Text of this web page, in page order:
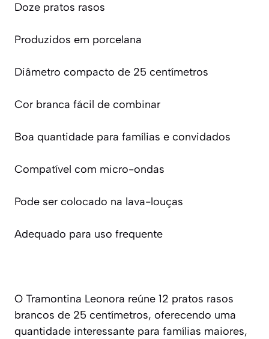
Doze pratos rasos
Produzidos em porcelana
Diâmetro compacto de 25 centímetros
Cor branca fácil de combinar
Boa quantidade para famílias e convidados
Compatível com micro-ondas
Pode ser colocado na lava-louças
Adequado para uso frequente
O Tramontina Leonora reúne 12 pratos rasos
brancos de 25 centímetros, oferecendo uma
quantidade interessante para famílias maiores,